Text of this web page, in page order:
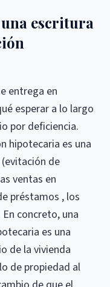
escritura
entrega en
esperar a lo largo
por deficiencia.
hipotecaria es una
de
ventas en
préstamos , los
concreto, una
es una
de la vivienda
de propiedad al